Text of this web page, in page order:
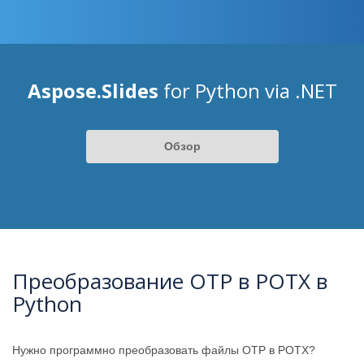
Aspose.Slides for Python via .NET
Обзор
Преобразование OTP в POTX в
Python
Нужно программно преобразовать файлы OTP в POTX?